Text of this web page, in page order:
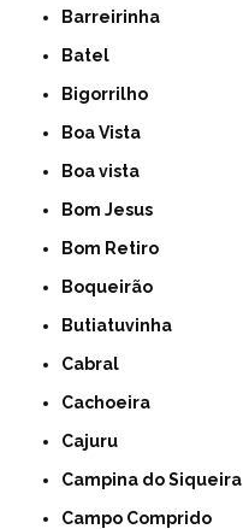
Barreirinha
Batel
Bigorrilho
Boa Vista
Boa vista
Bom Jesus
Bom Retiro
Boqueirão
Butiatuvinha
Cabral
Cachoeira
Cajuru
Campina do Siqueira
Campo Comprido